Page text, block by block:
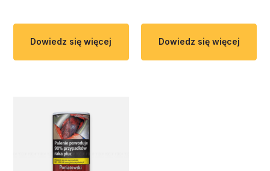
Dowiedz się więcej Dowiedz się więcej